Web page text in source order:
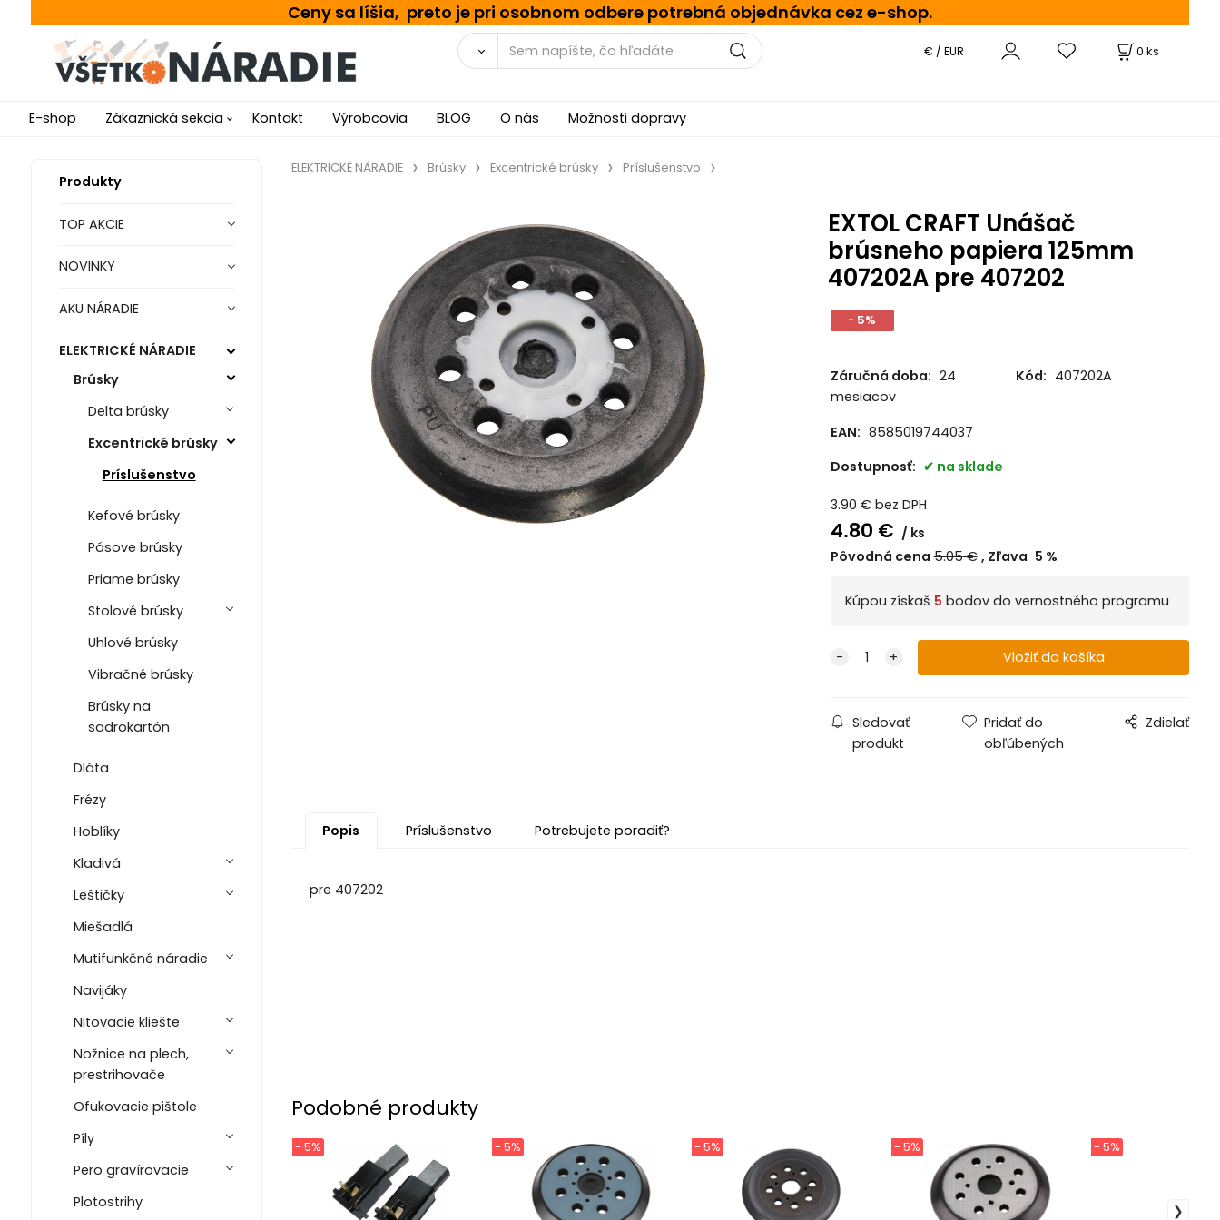
Ceny sa líšia, preto je pri osobnom odbere potrebná objednávka cez e-shop.
0 ks
€ / EUR
E-shop Zákaznická sekcia Kontakt Výrobcovia BLOG O nás Možnosti dopravy
Produkty
TOP AKCIE
NOVINKY
AKU NÁRADIE
ELEKTRICKÉ NÁRADIE
Brúsky
Delta brúsky
Excentrické brúsky
Príslušenstvo
Kefové brúsky
Pásove brúsky
Priame brúsky
Stolové brúsky
Uhlové brúsky
Vibračné brúsky
Brúsky na
sadrokartón
Dláta
Frézy
Hoblíky
Kladivá
Leštičky
Miešadlá
Mutifunkčné náradie
Navijáky
Nitovacie kliešte
Nožnice na plech,
prestrihovače
Ofukovacie pištole
Píly
Pero gravírovacie
Plotostrihy
ELEKTRICKÉ NÁRADIE Brúsky Excentrické brúsky Príslušenstvo
EXTOL CRAFT Unášač
brúsneho papiera 125mm
407202A pre 407202
- 5%
Záručná doba: 24
mesiacov
Kód: 407202A
EAN: 8585019744037
Dostupnosť:
na sklade
3.90 € bez DPH
4.80 €
ks
Pôvodná cena 5.05€ Zľava 5 %
Kúpou získaš 5 bodov do vernostného programu
Sledovať
produkt
Pridať do
obľúbených
Zdielať
Popis Príslušenstvo Potrebujete poradiť?
pre 407202
Podobné produkty
- 5% - 5% - 5% - 5% - 5%